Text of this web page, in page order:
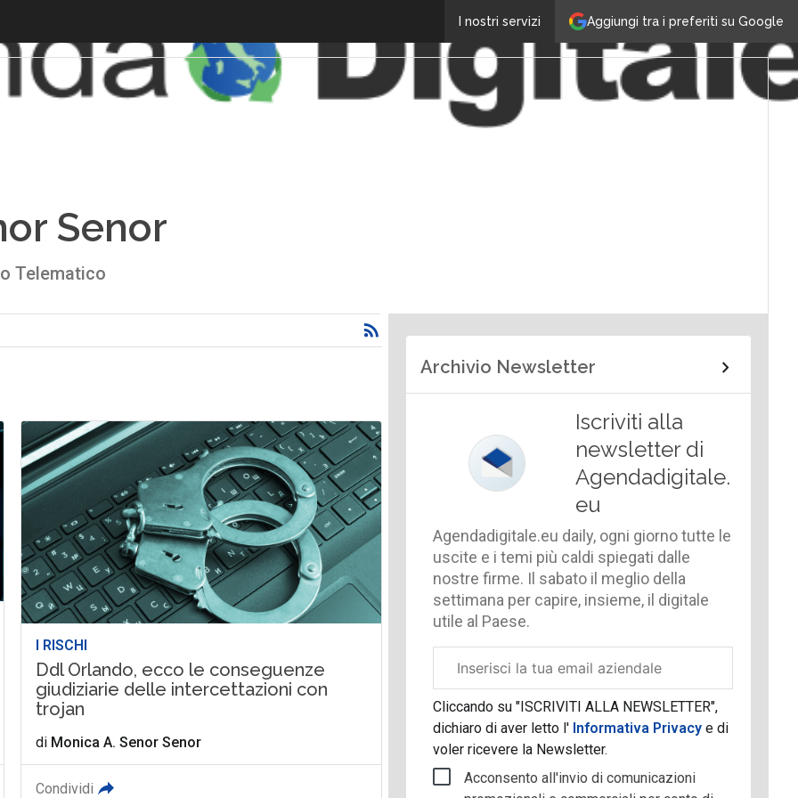
Aggiungi tra i preferiti su Google
I nostri servizi
Senor
Telematico
I RISCHI
Ddl Orlando, ecco le conseguenze
giudiziarie delle intercettazioni con
trojan
di Monica A. Senor Senor
Condividi
Archivio Newsletter
Iscriviti alla
newsletter di
Agendadigitale.
eu
Agendadigitale.eu daily, ogni giorno tutte le
uscite e i temi più caldi spiegati dalle
nostre firme. Il sabato il meglio della
settimana per capire, insieme, il digitale
utile al Paese.
aziendale
Cliccando su "ISCRIVITI ALLA NEWSLETTER",
dichiaro di aver letto l' Informativa Privacye di
voler ricevere la Newsletter.
Acconsento all'invio di comunicazioni